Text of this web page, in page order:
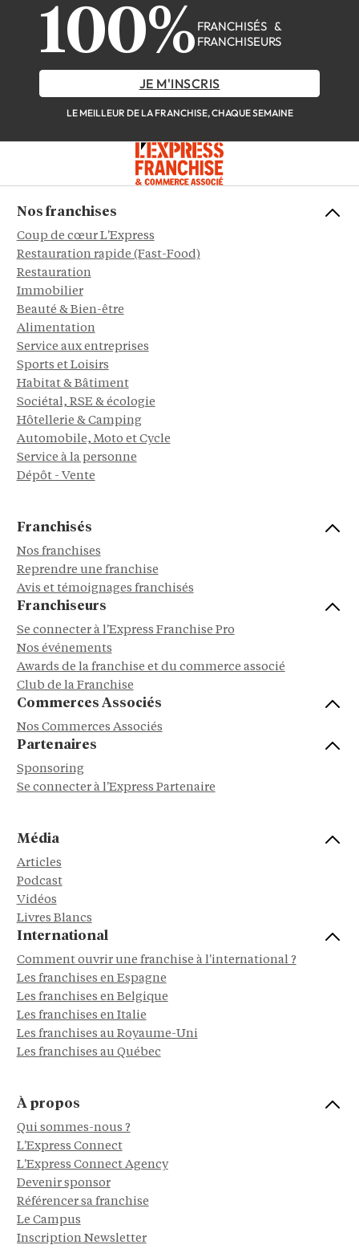
100% FRANCHISÉS &
FRANCHISEURS
JE M'INSCRIS
LE MEILLEUR DE LA FRANCHISE, CHAQUE SEMAINE
Nos franchises
Coup de cœur L'Express
Restauration rapide (Fast-Food)
Restauration
Immobilier
Beauté & Bien-être
Alimentation
Service aux entreprises
Sports et Loisirs
Habitat & Bâtiment
Sociétal, RSE & écologie
Hôtellerie & Camping
Automobile, Moto et Cycle
Service à la personne
Dépôt - Vente
Franchisés
Nos franchises
Reprendre une franchise
Avis et témoignages franchisés
Franchiseurs
Se connecter à l'Express Franchise Pro
Nos événements
Awards de la franchise et du commerce associé
Club de la Franchise
Commerces Associés
Nos Commerces Associés
Partenaires
Sponsoring
Se connecter à l'Express Partenaire
Média
Articles
Podcast
Vidéos
Livres Blancs
International
Comment ouvrir une franchise à l'international ?
Les franchises en Espagne
Les franchises en Belgique
Les franchises en Italie
Les franchises au Royaume-Uni
Les franchises au Québec
À propos
Qui sommes-nous ?
L'Express Connect
L'Express Connect Agency
Devenir sponsor
Référencer sa franchise
Le Campus
Inscription Newsletter